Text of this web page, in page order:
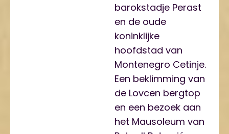
barokstadje Perast
en de oude
koninklijke
hoofdstad van
Montenegro Cetinje.
Een beklimming van
de Lovcen bergtop
en een bezoek aan
het Mausoleum van